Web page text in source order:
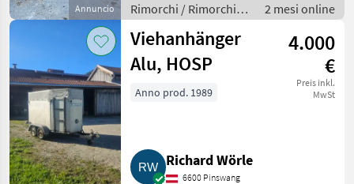
Annuncio
Rimorchi / Rimorchi
per auto
2 mesi online
Viehanhänger
Alu, HOSP
4.000
€
Preis inkl.
MwSt
Anno prod. 1989
Richard Wörle
6600 Pinswang